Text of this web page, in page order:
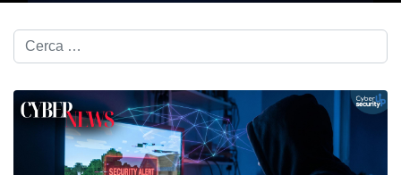
Cerca nel blog...